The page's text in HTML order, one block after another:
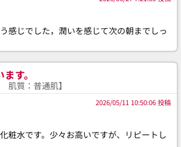
感じでした，潤いを感じて次の朝までしっ
す。
質：普通肌】
2026/05/11 10:50:06 投稿
粧水です。少々お高いですが、リピートし